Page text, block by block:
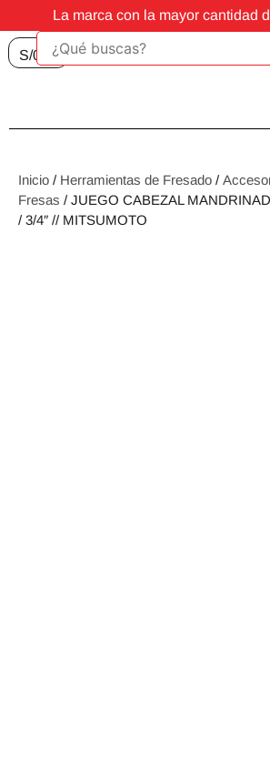
La marca con la mayor cantidad
S/0.00
Inicio / Herramientas de Fresado /
Fresas / JUEGO CABEZAL
/ 3/4″ // MITSUMOTO